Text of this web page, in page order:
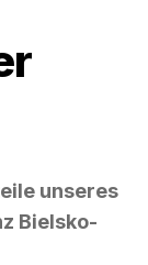
unseres
Bielsko-